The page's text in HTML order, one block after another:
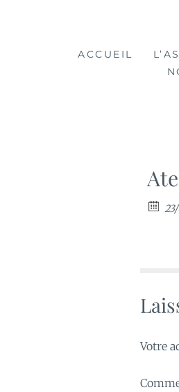
LAACCUEIL
Votre